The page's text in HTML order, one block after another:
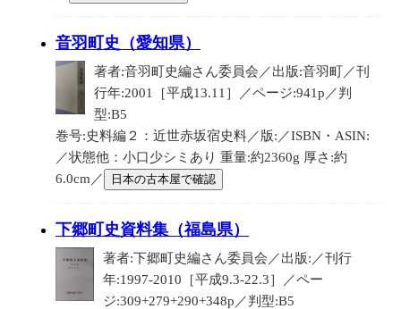
音羽町史（愛知県）
著者:音羽町史編さん委員会／出版:音羽町／刊
行年:2001［平成13.11］／ページ:941p／判
型:B5
巻号:史料編２：近世赤坂宿史料／版:／ISBN・ASIN:
／状態他：小口少シミあり 重量:約2360g 厚さ:約
6.0cm／
日本の古本屋で確認
下郷町史資料集（福島県）
著者:下郷町史編さん委員会／出版:／刊行
年:1997-2010［平成9.3-22.3］／ペー
ジ:309+279+290+348p／判型:B5